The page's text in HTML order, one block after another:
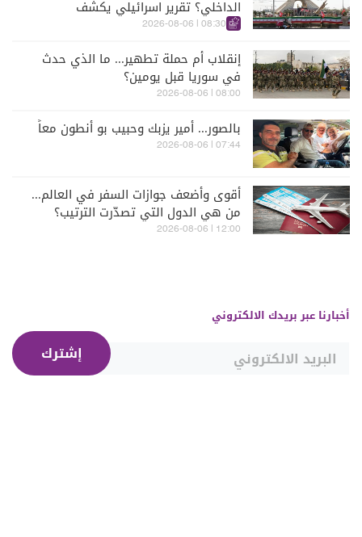
الداخلي؟ تقرير اسرائيلي يكشف
الكواليس
08:30 | 2026-08-06
إنقلاب أم حملة تطهير... ما الذي حدث
في سوريا قبل يومين؟
08:00 | 2026-08-06
بالصور... أمير يزبك وحبيب بو أنطون معاً
07:44 | 2026-08-06
أقوى وأضعف جوازات السفر في العالم...
من هي الدول التي تصدّرت الترتيب؟
12:00 | 2026-08-06
أخبارنا عبر بريدك الالكتروني
إشترك